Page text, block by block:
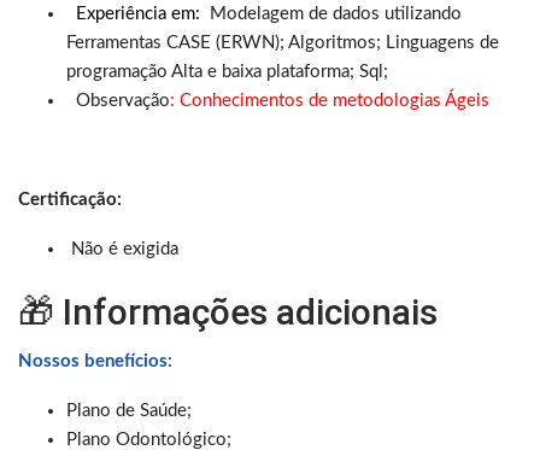
Experiência em:
Modelagem de dados utilizando
Ferramentas CASE (ERWN); Algoritmos; Linguagens de
programação Alta e baixa plataforma; Sql;
Observação: Conhecimentos de metodologias Ágeis
Certificação:
Não é exigida
🎁 Informações adicionais
Nossos benefícios:
Plano de Saúde;
Plano Odontológico;